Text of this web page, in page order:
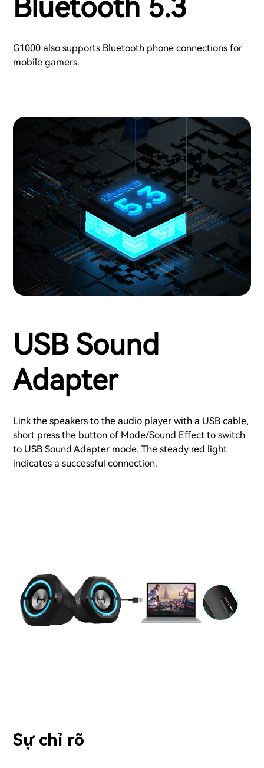
Bluetooth 5.3
G1000 also supports Bluetooth phone connections for
mobile gamers.
USB Sound
Adapter
Link the speakers to the audio player with a USB cable,
short press the button of Mode/Sound Effect to switch
to USB Sound Adapter mode. The steady red light
indicates a successful connection.
Sự chỉ rõ